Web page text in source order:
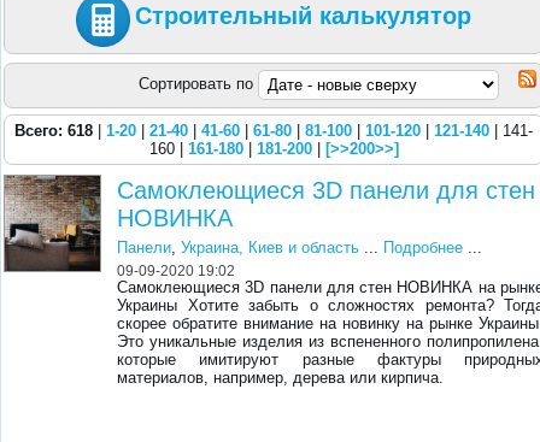
Строительный калькулятор
Сортировать по
Всего: 618 1-20 21-40 41-60 61-80 81-100 101-120 121-140 | 141-
160 | 161-180| 181-200| [>>200>>]
Самоклеющиеся 3D панели для стен
НОВИНКА
Панели,Украина, Киев и область ... Подробнее ...
09-09-2020 19:02
Самоклеющиеся 3D панели для стен НОВИНКА на
Украины Хотите забыть о сложностях ремонта?
скорее обратите внимание на новинку на рынке
Это уникальные изделия из вспененного
которые имитируют разные фактуры
материалов, например, дерева или кирпича.